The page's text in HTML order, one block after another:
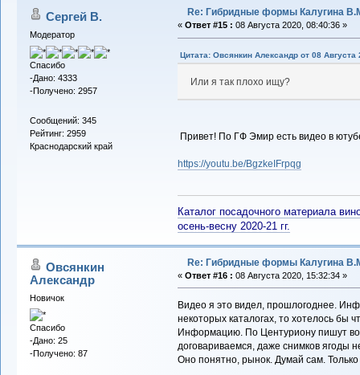
Сергей В.
Модератор
Спасибо
-Дано: 4333
-Получено: 2957
Сообщений: 345
Рейтинг: 2959
Краснодарский край
Re: Гибридные формы Калугина
« Ответ #15 : 08 Августа 2020, 08:40:36 »
Цитата: Овсянкин Александр от 08 Августа
Или я так плохо ищу?
Привет! По ГФ Эмир есть видео в
https://youtu.be/BgzkeIFrpqg
Каталог посадочного материала
осень-весну 2020-21 гг.
Овсянкин
Александр
Новичок
Спасибо
-Дано: 25
-Получено: 87
Re: Гибридные формы Калугина
« Ответ #16 : 08 Августа 2020, 15:32:34 »
Видео я это видел, прошлогоднее.
некоторых каталогах, то хотелось бы
Информацию. По Центуриону пишут
договариваемся, даже снимков ягоды
Оно понятно, рынок. Думай сам.